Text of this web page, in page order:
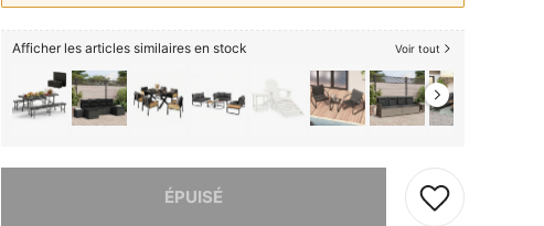
Afficher les articles similaires en stock Voir tout
ÉPUISÉ
Désolés, ce produit est épuisé.